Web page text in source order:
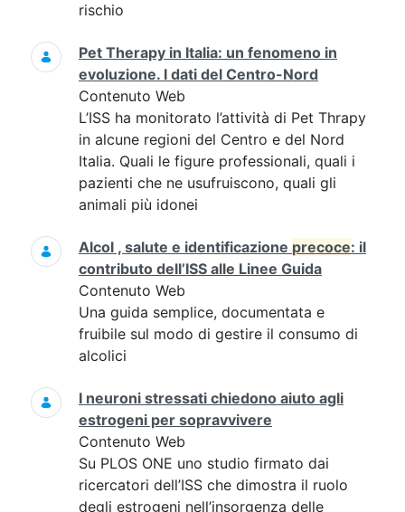
rischio
Pet Therapy in Italia: un fenomeno in
evoluzione. I dati del Centro-Nord
Contenuto Web
L’ISS ha monitorato l’attività di Pet Thrapy
in alcune regioni del Centro e del Nord
Italia. Quali le figure professionali, quali i
pazienti che ne usufruiscono, quali gli
animali più idonei
Alcol , salute e identificazione precoce: il
contributo dell’ISS alle Linee Guida
Contenuto Web
Una guida semplice, documentata e
fruibile sul modo di gestire il consumo di
alcolici
I neuroni stressati chiedono aiuto agli
estrogeni per sopravvivere
Contenuto Web
Su PLOS ONE uno studio firmato dai
ricercatori dell’ISS che dimostra il ruolo
degli estrogeni nell’insorgenza delle